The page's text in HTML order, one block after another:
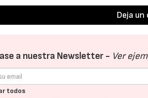
Deja
a nuestra Newsletter - Ver
todos